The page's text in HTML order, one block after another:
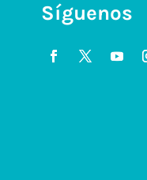
Síguenos